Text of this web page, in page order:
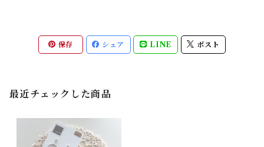
保存 シェア LINE ポスト
最近チェックした商品